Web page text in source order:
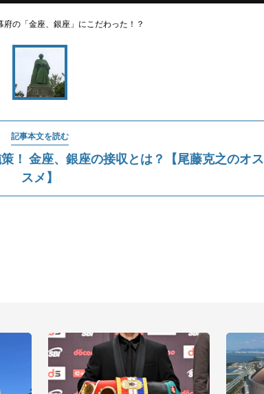
府の「金座、銀座」にこだわった！？
記事本文を読む
！ 金座、銀座の接収とは？【尾藤克之のオス
スメ】